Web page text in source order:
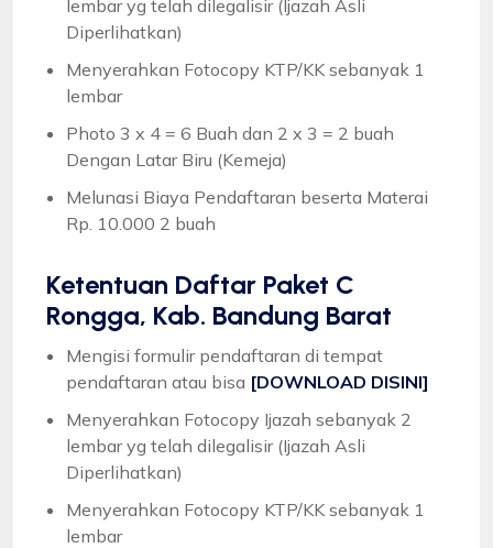
lembar yg telah dilegalisir (Ijazah Asli
Diperlihatkan)
Menyerahkan Fotocopy KTP/KK sebanyak 1
lembar
Photo 3 x 4 = 6 Buah dan 2 x 3 = 2 buah
Dengan Latar Biru (Kemeja)
Melunasi Biaya Pendaftaran beserta Materai
Rp. 10.000 2 buah
Ketentuan Daftar Paket C
Rongga, Kab. Bandung Barat
Mengisi formulir pendaftaran di tempat
pendaftaran atau bisa [DOWNLOAD DISINI]
Menyerahkan Fotocopy Ijazah sebanyak 2
lembar yg telah dilegalisir (Ijazah Asli
Diperlihatkan)
Menyerahkan Fotocopy KTP/KK sebanyak 1
lembar